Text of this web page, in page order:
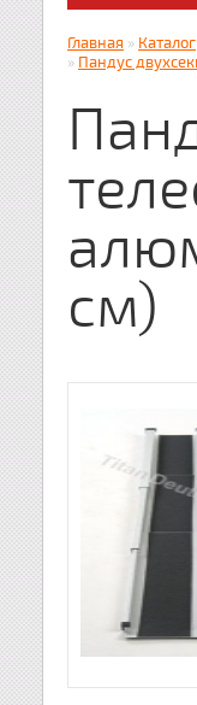
Яндекс.
zabota16.ru
Всегда на
Главная » Каталог
» Пандус
см)